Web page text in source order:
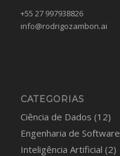
+55 27 997938826
info@rodrigozambon.ai
CATEGORIAS
Ciência de Dados (12)
Engenharia de Software
Inteligência Artificial (2)